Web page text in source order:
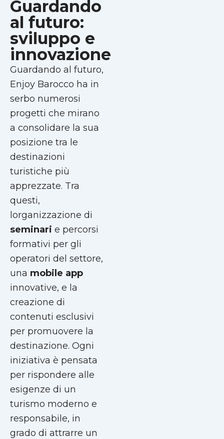
Guardando
al futuro:
sviluppo e
innovazione
Guardando al futuro,
Enjoy Barocco ha in
serbo numerosi
progetti che mirano
a consolidare la sua
posizione tra le
destinazioni
turistiche più
apprezzate. Tra
questi,
lorganizzazione di
seminari e percorsi
formativi per gli
operatori del settore,
una mobile app
innovative, e la
creazione di
contenuti esclusivi
per promuovere la
destinazione. Ogni
iniziativa è pensata
per rispondere alle
esigenze di un
turismo moderno e
responsabile, in
grado di attrarre un